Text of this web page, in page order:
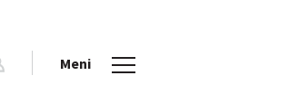
Meni